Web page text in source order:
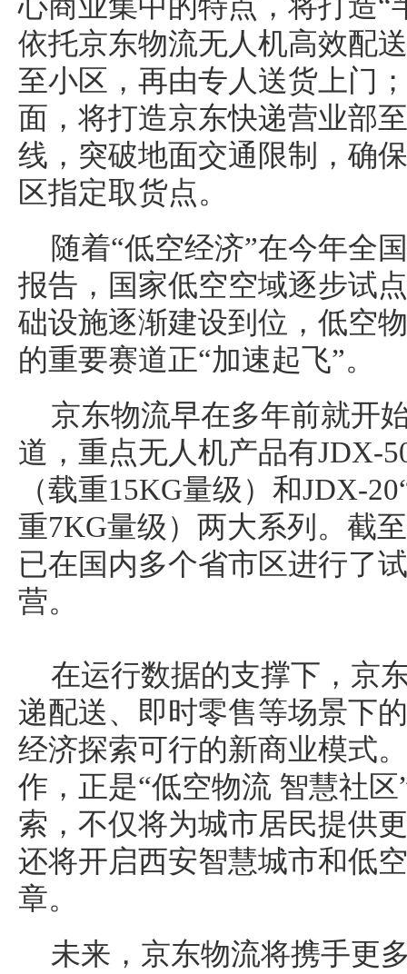
依托京东物流无人机高效配
至小区，再由专人送货上门
面，将打造京东快递营业部
线，突破地面交通限制，确
区指定取货点。
随着“低空经济”在今年全
报告，国家低空空域逐步试
础设施逐渐建设到位，低空
的重要赛道正“加速起飞”。
京东物流早在多年前就开
道，重点无人机产品有JDX-
（载重15KG量级）和JDX-
重7KG量级）两大系列。截
已在国内多个省市区进行了
营。
在运行数据的支撑下，京
递配送、即时零售等场景下
经济探索可行的新商业模式
作，正是“低空物流 智慧社
索，不仅将为城市居民提供
还将开启西安智慧城市和低
章。
未来，京东物流将携手更